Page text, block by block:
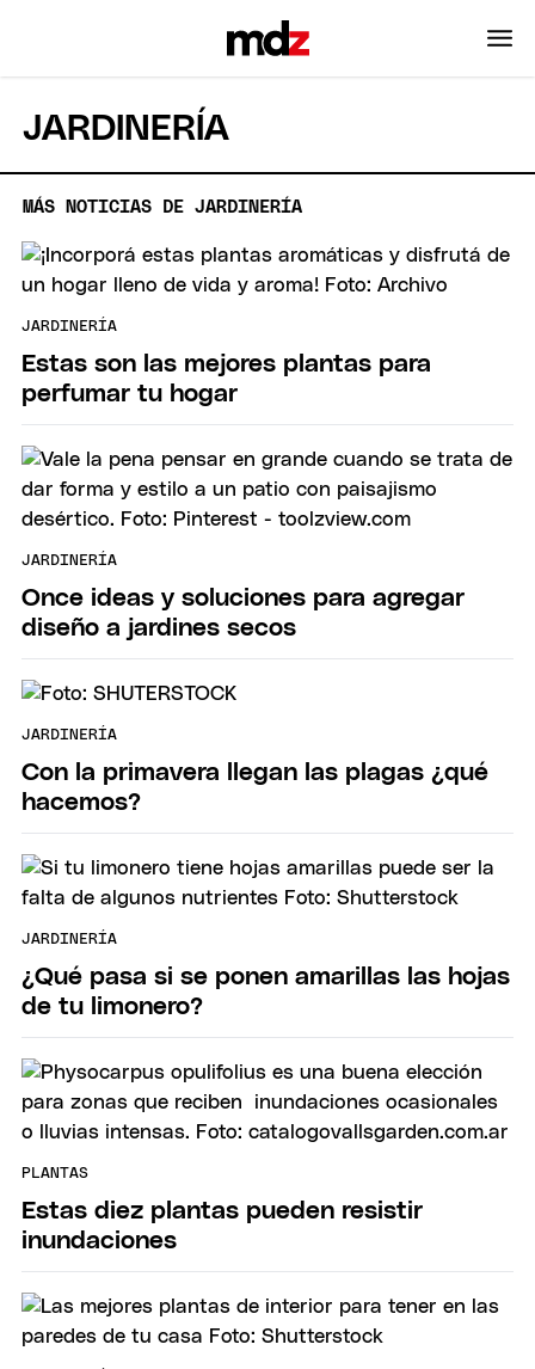
JARDINERÍA
MÁS NOTICIAS DE JARDINERÍA
JARDINERÍA
Estas son las mejores plantas para
perfumar tu hogar
JARDINERÍA
Once ideas y soluciones para agregar
diseño a jardines secos
JARDINERÍA
Con la primavera llegan las plagas ¿qué
hacemos?
JARDINERÍA
¿Qué pasa si se ponen amarillas las hojas
de tu limonero?
PLANTAS
Estas diez plantas pueden resistir
inundaciones